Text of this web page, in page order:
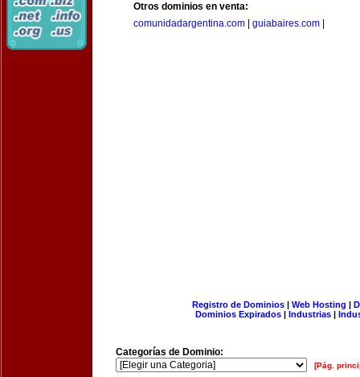
Otros dominios en venta:
comunidadargentina.com
guiabaires.com
Registro de Dominios| Web Hosting |
Dominios Expirados | Industrias |
Categorías de Dominio:
[Pág.